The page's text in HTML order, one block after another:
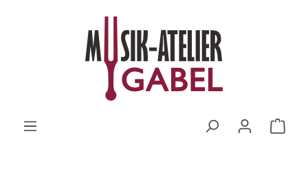
Zum Hauptinhalt springen